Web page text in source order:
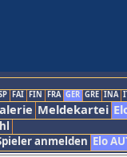
FAI FIN FRA GER GRE INA
Meldekartei
anmelden Elo